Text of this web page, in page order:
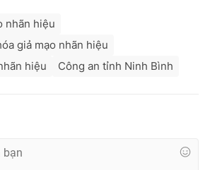
mọi hình thức nếu không có sự chấp
nhãn hiệu
giả mạo nhãn hiệu
hiệu
Công an tỉnh Ninh Bình